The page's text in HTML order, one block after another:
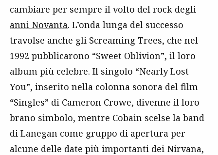
cambiare per sempre il volto del rock degli
anni Novanta. L’onda lunga del successo
travolse anche gli Screaming Trees, che nel
1992 pubblicarono “Sweet Oblivion”, il loro
album più celebre. Il singolo “Nearly Lost
You”, inserito nella colonna sonora del film
“Singles” di Cameron Crowe, divenne il loro
brano simbolo, mentre Cobain scelse la band
di Lanegan come gruppo di apertura per
alcune delle date più importanti dei Nirvana,